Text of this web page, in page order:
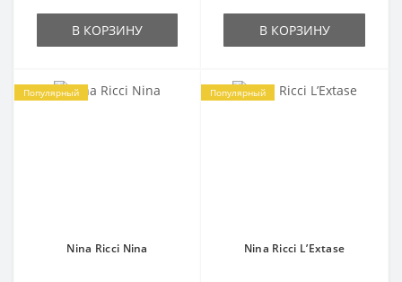
В КОРЗИНУ В КОРЗИНУ
Популярный
Nina Ricci Nina
Популярный
Nina Ricci L’Extase